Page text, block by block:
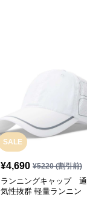
SALE
¥4,690 ¥5220(割引前)
ランニングキャップ 通
気性抜群 軽量ランニン